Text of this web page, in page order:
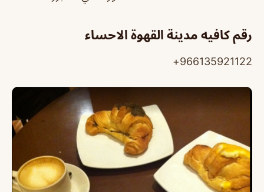
رقم كافيه مدينة القهوة الاحساء
966135921122+